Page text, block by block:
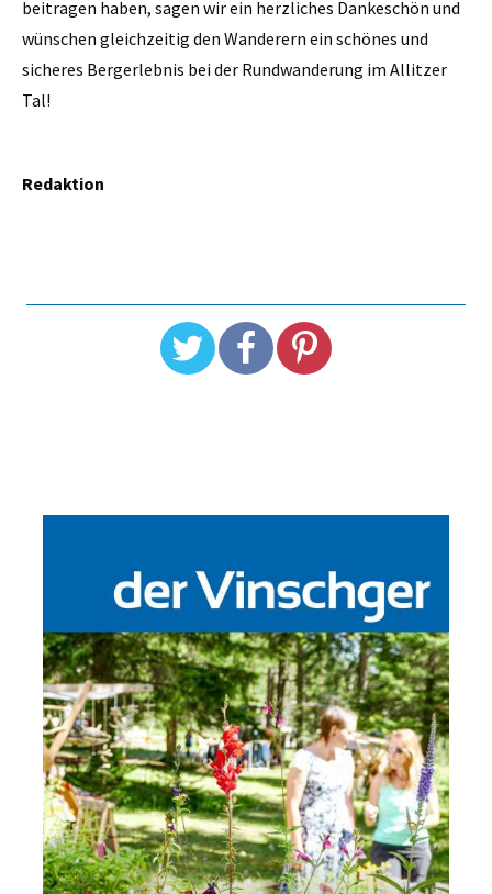
beitragen haben, sagen wir ein herzliches Dankeschön und
wünschen gleichzeitig den Wanderern ein schönes und
sicheres Bergerlebnis bei der Rundwanderung im Allitzer
Tal!
Redaktion